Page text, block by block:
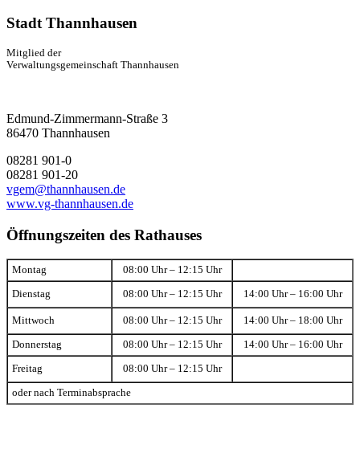
Stadt Thannhausen
Mitglied der
Verwaltungsgemeinschaft Thannhausen
Edmund-Zimmermann-Straße 3
86470 Thannhausen
08281 901-0
08281 901-20
vgem@thannhausen.de
www.vg-thannhausen.de
Öffnungszeiten des Rathauses
Montag 08:00 Uhr – 12:15 Uhr
Dienstag 08:00 Uhr – 12:15 Uhr 14:00 Uhr – 16:00 Uhr
Mittwoch 08:00 Uhr – 12:15 Uhr 14:00 Uhr – 18:00 Uhr
Donnerstag 08:00 Uhr – 12:15 Uhr 14:00 Uhr – 16:00 Uhr
Freitag 08:00 Uhr – 12:15 Uhr
oder nach Terminabsprache